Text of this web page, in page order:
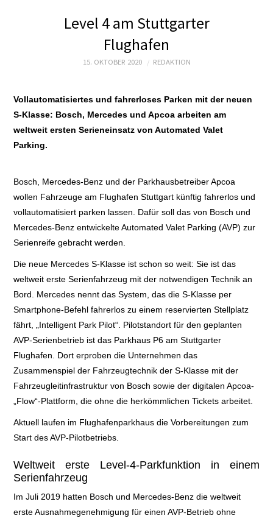
ZUKUNFT MOBIL
TECHNIK
WIRTSCHAFT
MOTORSPORT E
TEST
LOGBUCH
SCHAUFENSTER
E+PIH
LEXIKON A
LEVEL 1
LEVEL 2
LEVEL 3
LEVEL 4
LEVEL 5
Level 4 am Stuttgarter
Flughafen
15. OKTOBER 2020 REDAKTION
Vollautomatisiertes und fahrerloses Parken mit der neuen
S-Klasse: Bosch, Mercedes und Apcoa arbeiten am
weltweit ersten Serieneinsatz von Automated Valet
Parking.
Bosch, Mercedes-Benz und der Parkhausbetreiber Apcoa
wollen Fahrzeuge am Flughafen Stuttgart künftig fahrerlos und
vollautomatisiert parken lassen. Dafür soll das von Bosch und
Mercedes-Benz entwickelte Automated Valet Parking (AVP) zur
Serienreife gebracht werden.
Die neue Mercedes S-Klasse ist schon so weit: Sie ist das
weltweit erste Serienfahrzeug mit der notwendigenTechnik an
Bord. Mercedes nennt das System, das die S-Klasse per
Smartphone-Befehl fahrerlos zu einem reservierten Stellplatz
fährt, „Intelligent Park Pilot“. Pilotstandort für den geplanten
AVP-Serienbetrieb istdas Parkhaus P6 am Stuttgarter
Flughafen. Dort erproben die Unternehmen das
Zusammenspiel der Fahrzeugtechnik derS-Klasse mit der
Fahrzeugleitinfrastruktur von Bosch sowie der digitalen Apcoa-
„Flow“-Plattform, die ohne die herkömmlichen Tickets arbeitet
Aktuell laufen im Flughafenparkhaus die Vorbereitungen zum
Start des AVP-Pilotbetriebs.
Weltweit erste Level-4-Parkfunktion in einem
Serienfahrzeug
Im Juli 2019 hatten Bosch und Mercedes-Benz die weltweit
erste Ausnahmegenehmigung für einen AVP-Betriebohne